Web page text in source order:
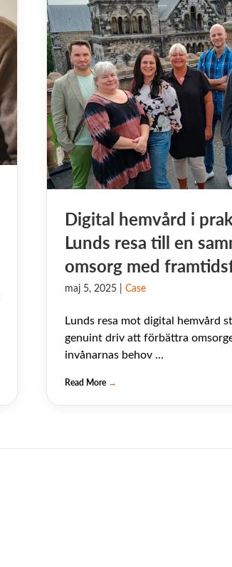
Digital hemvård i
Lunds resa till en
omsorg med
maj 5, 2025 | Case
Lunds resa mot digital hemvård
genuint driv att förbättra
invånarnas behov ...
Read More →